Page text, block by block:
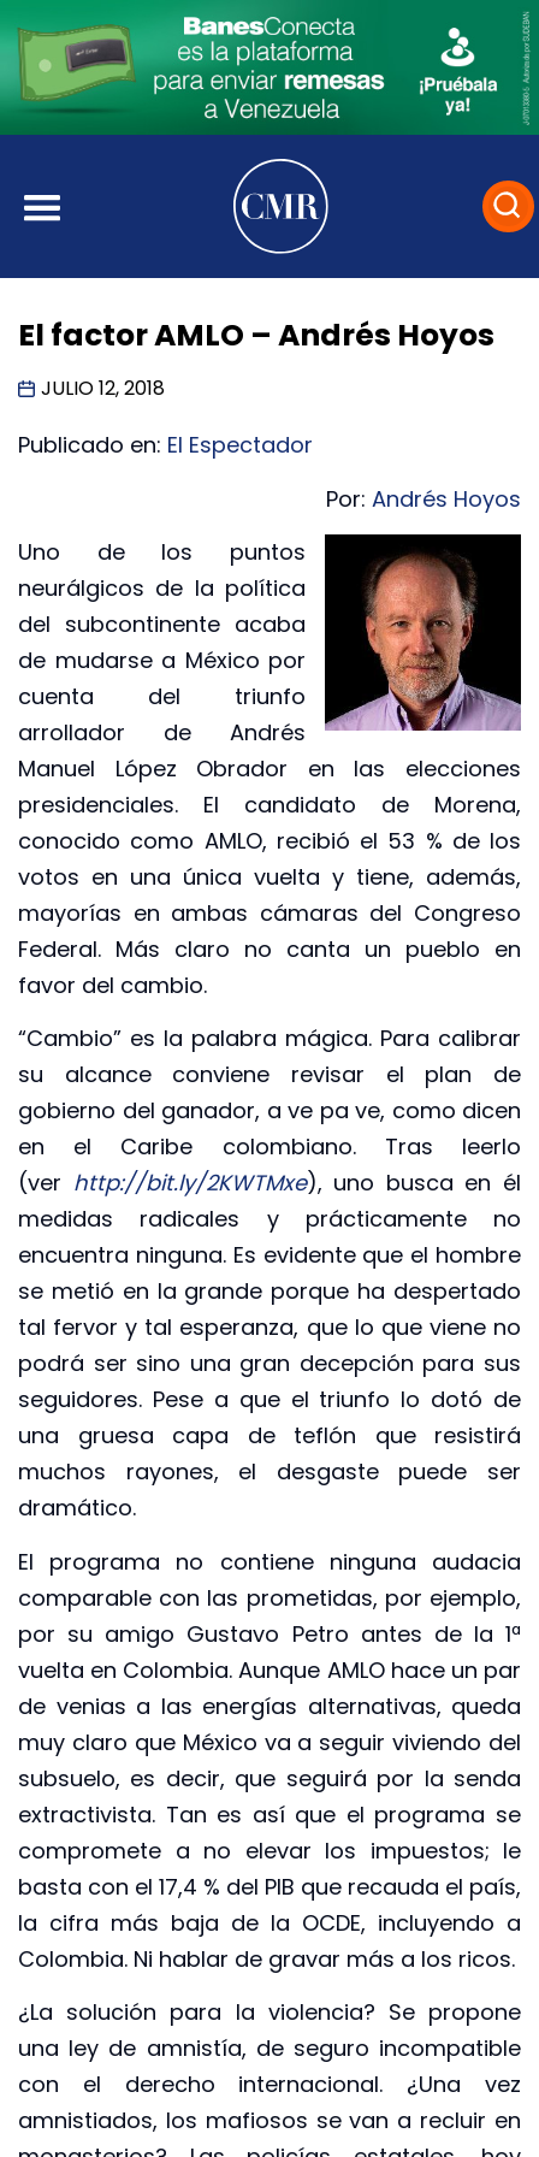
El factor AMLO – Andrés Hoyos
JULIO 12, 2018
Publicado en: El Espectador
Por: Andrés Hoyos
Uno de los puntos
neurálgicos de la política
del subcontinente acaba
de mudarse a México por
cuenta del triunfo
arrollador de Andrés
Manuel López Obrador en las elecciones
presidenciales. El candidato de Morena,
conocido como AMLO, recibió el 53 % de los
votos en una única vuelta y tiene, además,
mayorías en ambas cámaras del Congreso
Federal. Más claro no canta un pueblo en
favor del cambio.
“Cambio” es la palabra mágica. Para calibrar
su alcance conviene revisar el plan de
gobierno del ganador, a ve pa ve, como dicen
en el Caribe colombiano. Tras leerlo
(ver http://bit.ly/2KWTMxe), uno busca en él
medidas radicales y prácticamente no
encuentra ninguna. Es evidente que el hombre
se metió en la grande porque ha despertado
tal fervor y tal esperanza, que lo que viene no
podrá ser sino una gran decepción para sus
seguidores. Pese a que el triunfo lo dotó de
una gruesa capa de teflón que resistirá
muchos rayones, el desgaste puede ser
dramático.
El programa no contiene ninguna audacia
comparable con las prometidas, por ejemplo,
por su amigo Gustavo Petro antes de la 1ª
vuelta en Colombia. Aunque AMLO hace un par
de venias a las energías alternativas, queda
muy claro que México va a seguir viviendo del
subsuelo, es decir, que seguirá por la senda
extractivista. Tan es así que el programa se
compromete a no elevar los impuestos; le
basta con el 17,4 % del PIB que recauda el país,
la cifra más baja de la OCDE, incluyendo a
Colombia. Ni hablar de gravar más a los ricos.
¿La solución para la violencia? Se propone
una ley de amnistía, de seguro incompatible
con el derecho internacional. ¿Una vez
amnistiados, los mafiosos se van a recluir en